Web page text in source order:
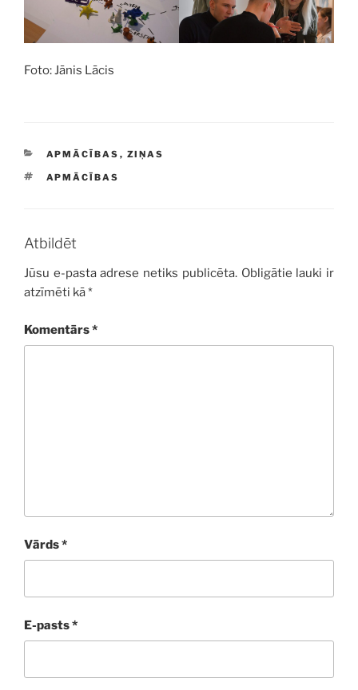
Foto: Jānis Lācis
KATEGORIJAS
APMĀCĪBAS , ZIŅAS
BIRKAS
APMĀCĪBAS
Atbildēt
Jūsu e-pasta adrese netiks publicēta. Obligātie lauki ir
atzīmēti kā*
Komentārs*
Vārds*
E-pasts*